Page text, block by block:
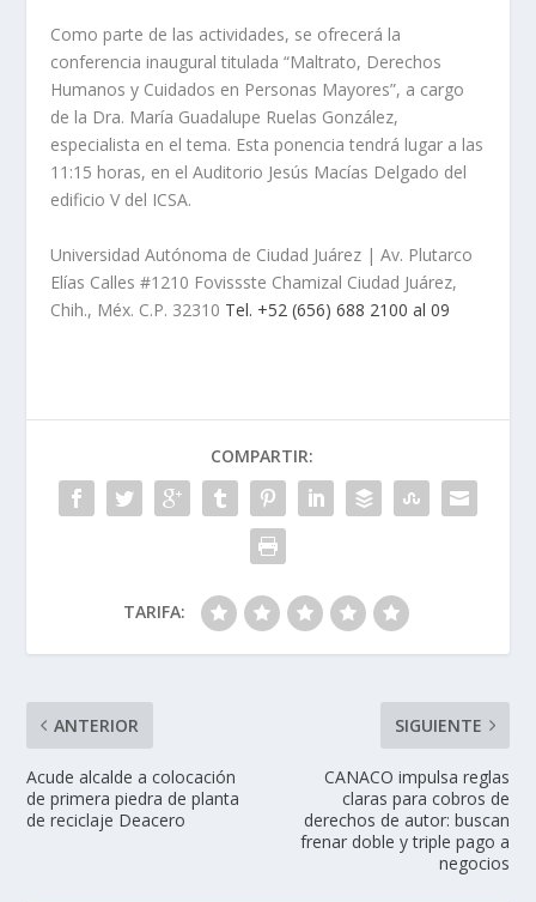
Como parte de las actividades, se ofrecerá la
conferencia inaugural titulada “Maltrato, Derechos
Humanos y Cuidados en Personas Mayores”, a cargo
de la Dra. María Guadalupe Ruelas González,
especialista en el tema. Esta ponencia tendrá lugar a las
11:15 horas, en el Auditorio Jesús Macías Delgado del
edificio V del ICSA.
Universidad Autónoma de Ciudad Juárez | Av. Plutarco
Elías Calles #1210 Fovissste Chamizal Ciudad Juárez,
Chih., Méx. C.P. 32310 Tel. +52 (656) 688 2100 al 09
COMPARTIR:
TARIFA:
ANTERIOR
Acude alcalde a colocación
de primera piedra de planta
de reciclaje Deacero
SIGUIENTE
CANACO impulsa reglas
claras para cobros de
derechos de autor: buscan
frenar doble y triple pago a
negocios